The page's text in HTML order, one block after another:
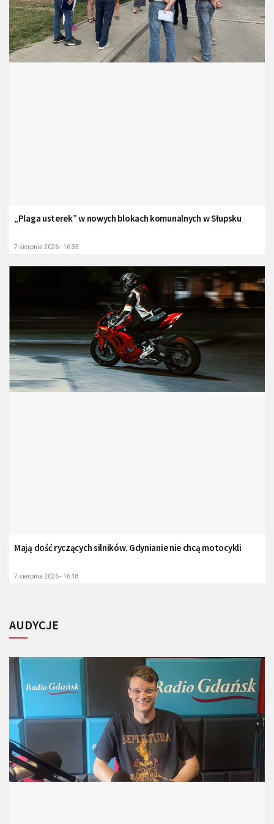
„Plaga usterek” w nowych blokach komunalnych w Słupsku
7 sierpnia 2026 - 16:35
Mają dość ryczących silników. Gdynianie nie chcą motocykli
7 sierpnia 2026 - 16:18
AUDYCJE